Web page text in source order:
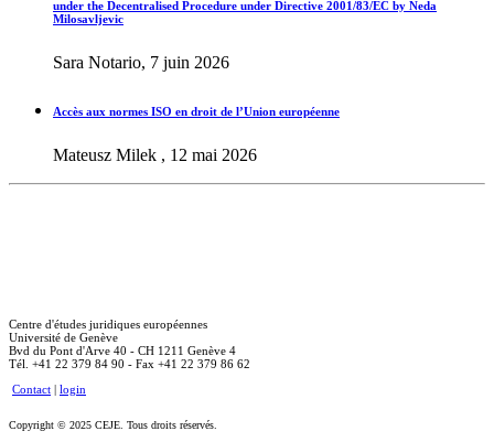
under the Decentralised Procedure under Directive 2001/83/EC by Neda
Milosavljevic
Sara Notario, 7 juin 2026
Accès aux normes ISO en droit de l’Union européenne
Mateusz Milek , 12 mai 2026
Centre d'études juridiques européennes
Université de Genève
Bvd du Pont d'Arve 40 - CH 1211 Genève 4
Tél. +41 22 379 84 90 - Fax +41 22 379 86 62
Contact | login
Copyright © 2025 CEJE. Tous droits réservés.